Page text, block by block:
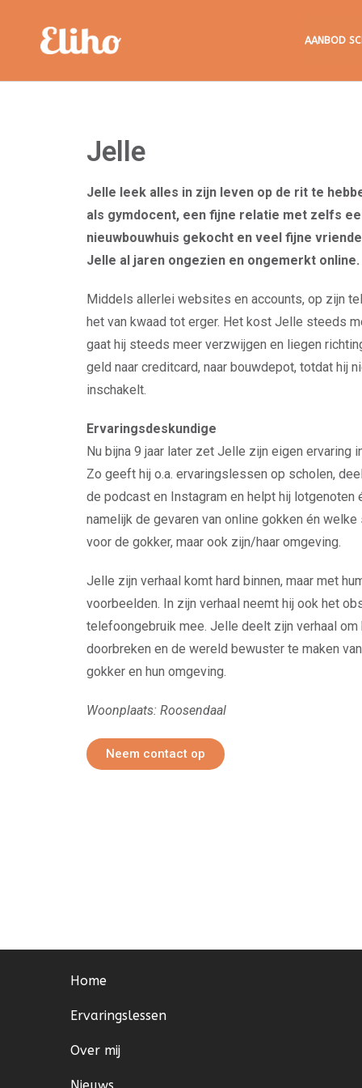
Eliho AANBOD
Jelle
Jelle leek alles in zijn leven op de rit te
als gymdocent, een fijne relatie met zelfs
nieuwbouwhuis gekocht en veel fijne
Jelle al jaren ongezien en ongemerkt online.
Middels allerlei websites en accounts, op zijn
het van kwaad tot erger. Het kost Jelle steeds
gaat hij steeds meer verzwijgen en liegen
geld naar creditcard, naar bouwdepot, totdat hij
inschakelt.
Ervaringsdeskundige
Nu bijna 9 jaar later zet Jelle zijn eigen ervaring
Zo geeft hij o.a. ervaringslessen op scholen,
de podcast en Instagram en helpt hij lotgenoten
namelijk de gevaren van online gokken én welke
voor de gokker, maar ook zijn/haar omgeving.
Jelle zijn verhaal komt hard binnen, maar met
voorbeelden. In zijn verhaal neemt hij ook het
telefoongebruik mee. Jelle deelt zijn verhaal
doorbreken en de wereld bewuster te maken
gokker en hun omgeving.
Woonplaats: Roosendaal
Neem contact op
Home
Ervaringslessen
Over mij